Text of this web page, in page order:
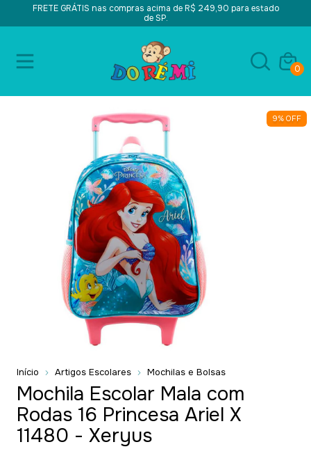
FRETE GRÁTIS nas compras acima de R$ 249,90 para estado
de SP.
0
9% OFF
Início Artigos Escolares Mochilas e Bolsas
Mochila Escolar Mala com
Rodas 16 Princesa Ariel X
11480 - Xeryus